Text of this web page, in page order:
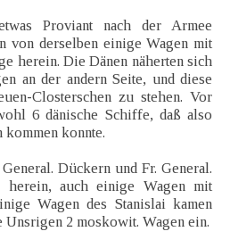
Proviant nach der Armee
von derselben einige Wagen mit
herein. Die Dänen näherten sich
an der andern Seite, und diese
Closterschen zu stehen. Vor
6 dänische Schiffe, daß also
konnte.
Dückern und Fr. General.
herein, auch einige Wagen mit
Wagen des Stanislai kamen
Unsrigen 2 moskowit. Wagen ein.